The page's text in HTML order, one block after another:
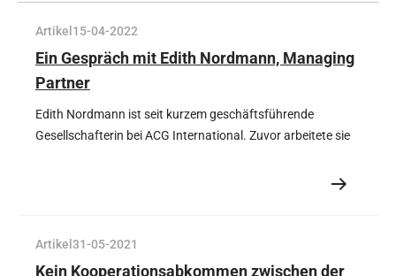
Industrie oder die Präferenzen der Unternehmen.
Artikel 15-04-2022
Ein Gespräch mit Edith Nordmann, Managing
Partner
Edith Nordmann ist seit kurzem geschäftsführende
Gesellschafterin bei ACG International. Zuvor arbeitete sie
Artikel 31-05-2021
Kein Kooperationsabkommen zwischen der